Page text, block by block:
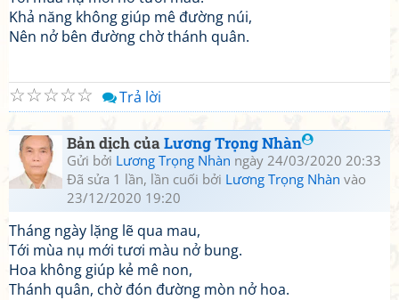
Khả năng không giúp mê đường núi,
Nên nở bên đường chờ thánh quân.
☆
☆
☆
☆
☆ Trả lời
Bản dịch củaLương Trọng Nhàn
Gửi bởi Lương Trọng Nhàn ngày 24/03/2020 20:33
Đã sửa 1 lần, lần cuối bởi Lương Trọng Nhàn vào
23/12/2020 19:20
Tháng ngày lặng lẽ qua mau,
Tới mùa nụ mới tươi màu nở bung.
Hoa không giúp kẻ mê non,
Thánh quân, chờ đón đường mòn nở hoa.